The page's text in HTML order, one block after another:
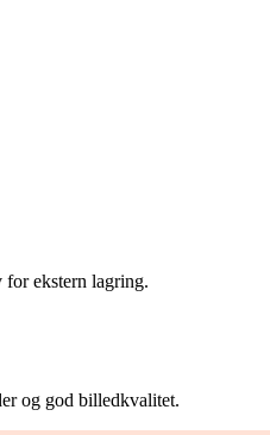
ekstern lagring.
og god billedkvalitet.